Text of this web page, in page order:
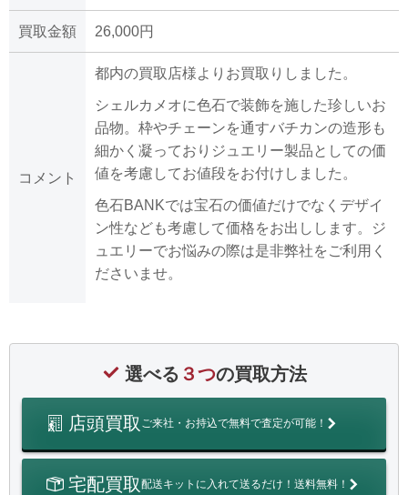
買取金額 26,000円
コメント
都内の買取店様よりお買取りしました。
シェルカメオに色石で装飾を施した珍しいお
品物。枠やチェーンを通すバチカンの造形も
細かく凝っておりジュエリー製品としての価
値を考慮してお値段をお付けしました。
色石BANKでは宝石の価値だけでなくデザイ
ン性なども考慮して価格をお出しします。ジ
ュエリーでお悩みの際は是非弊社をご利用く
ださいませ。
選べる ３つの買取方法
店頭買取 ご来社・お持込で無料で査定が可能！
宅配買取配送キットに入れて送るだけ！送料無料！